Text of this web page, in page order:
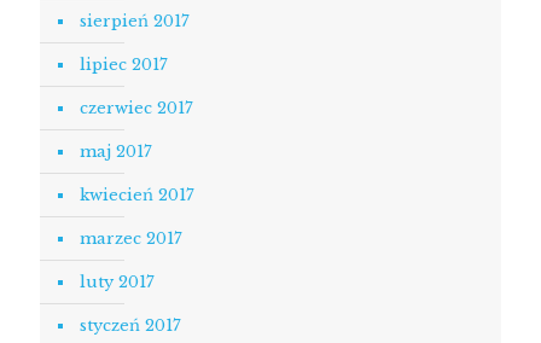
sierpień 2017
lipiec 2017
czerwiec 2017
maj 2017
kwiecień 2017
marzec 2017
luty 2017
styczeń 2017